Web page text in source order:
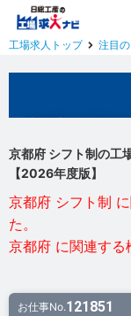
工場求人トップ 注目
京都府 シフト制の工
【2026年度版】
京都府 シフト制
た。
京都府 に関連する
お仕事No.121851